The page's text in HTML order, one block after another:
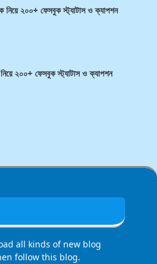
নিয়ে ২০০+ ফেসবুক স্ট্যাটাস ও ক্যাপশন
২০০+ ফেসবুক স্ট্যাটাস ও ক্যাপশন
all kinds of new blog
follow this blog.